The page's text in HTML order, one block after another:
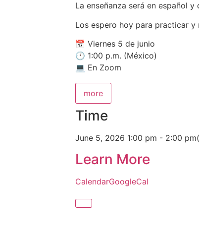
La enseñanza será en español
Los espero hoy para practicar y
📅 Viernes 5 de junio
🕐 1:00 p.m. (México)
💻 En Zoom
more
Time
June 5, 2026 1:00 pm - 2:00 pm
Learn More
CalendarGoogleCal